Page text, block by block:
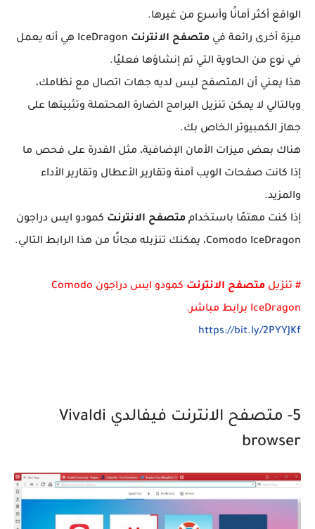
الواقع أكثر أمانًا وأسرع من غيرها.
ميزة أخرى رائعة في متصفح الانترنت
IceDragon هي أنه يعمل
في نوع من الحاوية التي تم إنشاؤها فعليًا.
هذا يعني أن المتصفح ليس لديه جهات اتصال مع نظامك،
وبالتالي لا يمكن تنزيل البرامج الضارة المحتملة وتثبيتها على
جهاز الكمبيوتر الخاص بك.
هناك بعض ميزات الأمان الإضافية، مثل القدرة على فحص ما
إذا كانت صفحات الويب آمنة وتقارير الأعطال وتقارير الأداء
والمزيد.
إذا كنت مهتمًا باستخدام متصفح الانترنت كمودو ايس دراجون
Comodo IceDragon، يمكنك تنزيله مجانًا من هذا الرابط التالي.
# تنزيل متصفح الانترنت
كمودو ايس دراجون Comodo
IceDragon برابط مباشر.
https://bit.ly/2PYYJKf
5- متصفح الانترنت فيفالدي Vivaldi
browser